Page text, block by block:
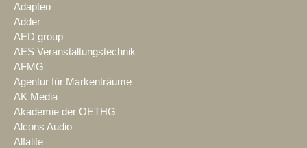
Adapteo
Adder
AED group
AES Veranstaltungstechnik
AFMG
Agentur für Markenträume
AK Media
Akademie der OETHG
Alcons Audio
Alfalite